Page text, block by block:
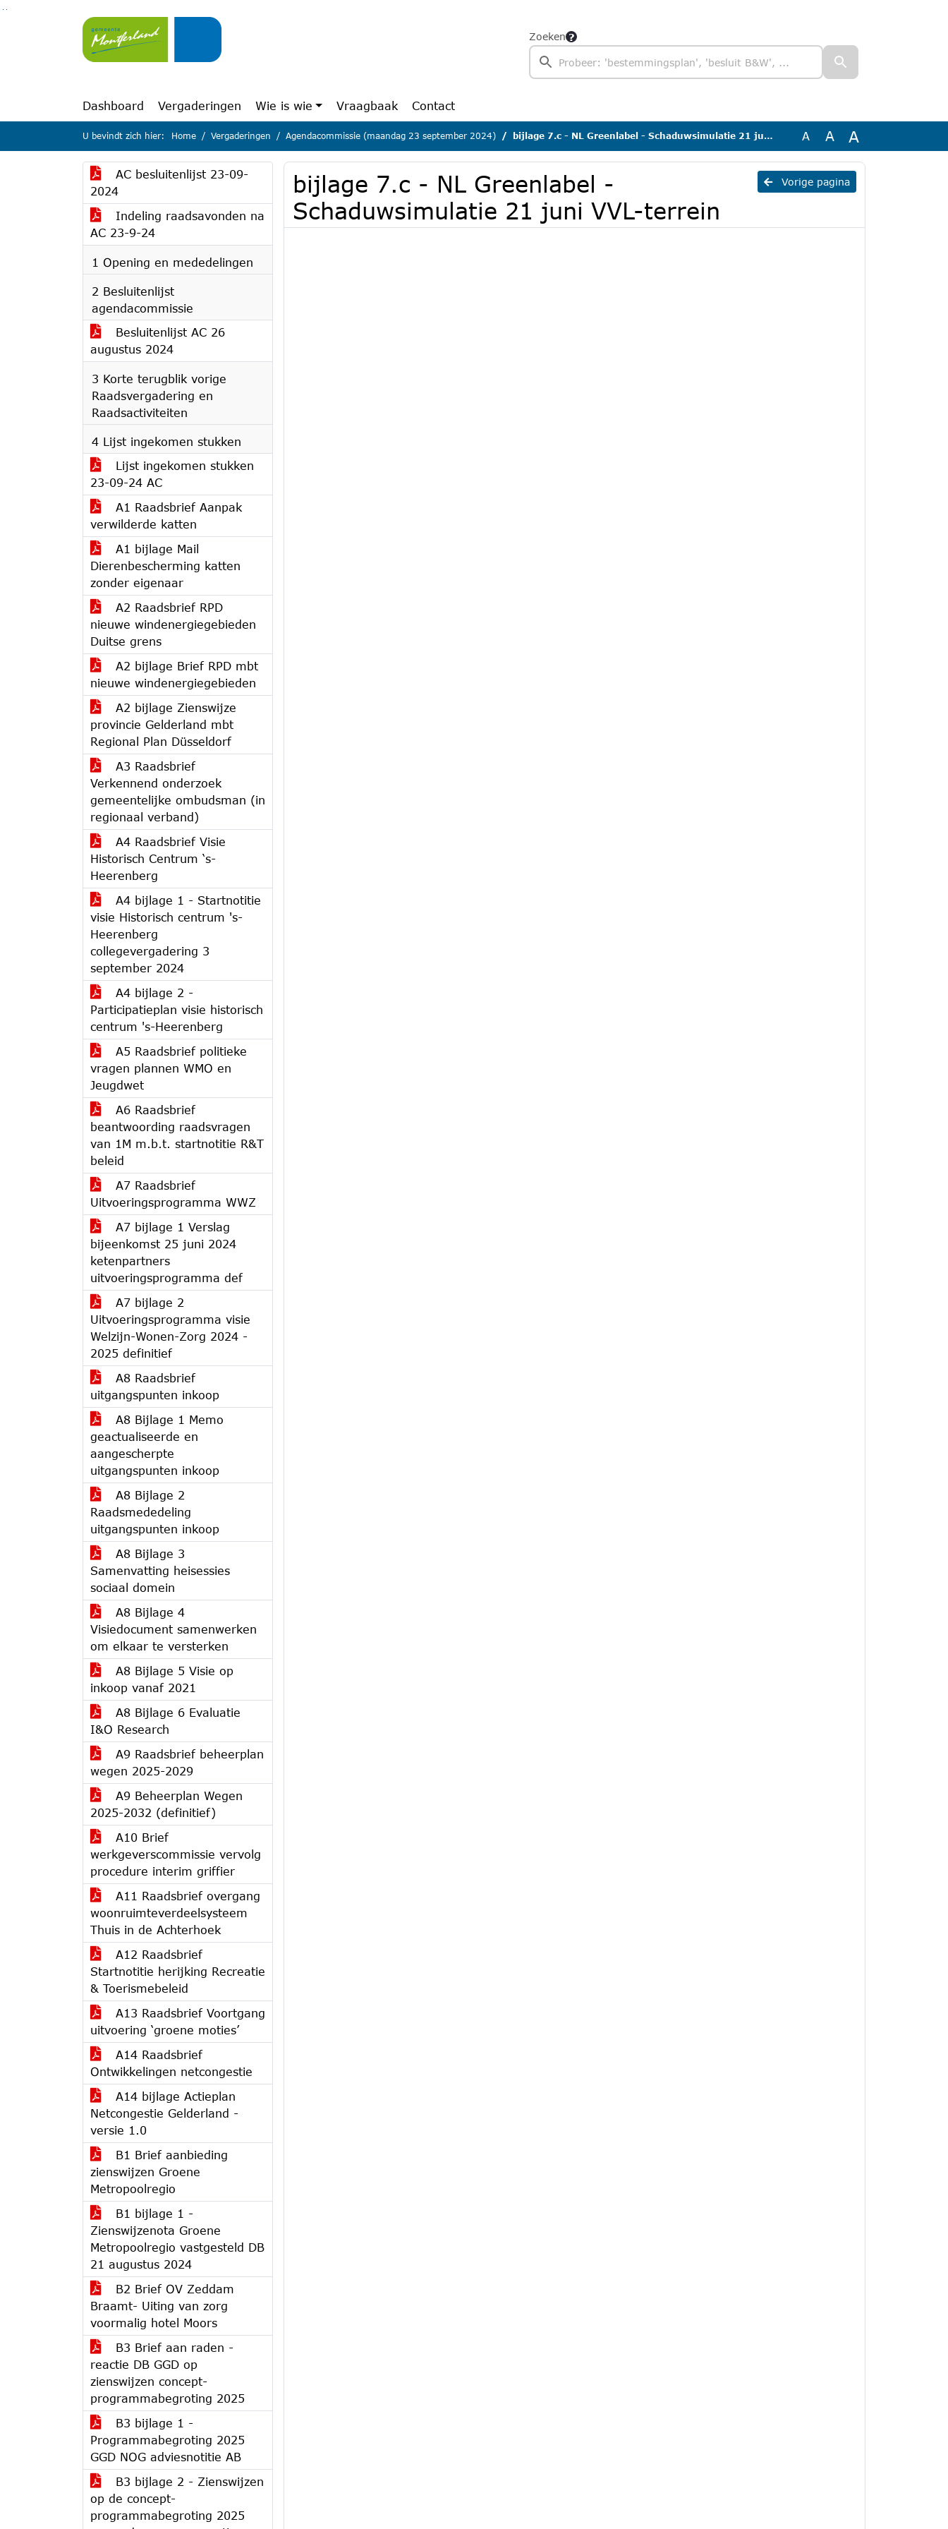
Ga naar de inhoud van deze pagina
Ga naar het zoeken
Ga naar het menu
Zoeken
Dashboard Vergaderingen Wie is wie Vraagbaak Contact
U bevindt zich hier: Home Vergaderingen Agendacommissie (maandag 23 september 2024) bijlage 7.c - NL Greenlabel - Schaduwsimulatie 21 juni VVL-terrein A A A
AC besluitenlijst 23-09-
2024
Indeling raadsavonden na
AC 23-9-24
1 Opening en mededelingen
2 Besluitenlijst
agendacommissie
Besluitenlijst AC 26
augustus 2024
3 Korte terugblik vorige
Raadsvergadering en
Raadsactiviteiten
4 Lijst ingekomen stukken
Lijst ingekomen stukken
23-09-24 AC
A1 Raadsbrief Aanpak
verwilderde katten
A1 bijlage Mail
Dierenbescherming katten
zonder eigenaar
A2 Raadsbrief RPD
nieuwe windenergiegebieden
Duitse grens
A2 bijlage Brief RPD mbt
nieuwe windenergiegebieden
A2 bijlage Zienswijze
provincie Gelderland mbt
Regional Plan Düsseldorf
A3 Raadsbrief
Verkennend onderzoek
gemeentelijke ombudsman (in
regionaal verband)
A4 Raadsbrief Visie
Historisch Centrum ‘s-
Heerenberg
A4 bijlage 1 - Startnotitie
visie Historisch centrum 's-
Heerenberg
collegevergadering 3
september 2024
A4 bijlage 2 -
Participatieplan visie historisch
centrum 's-Heerenberg
A5 Raadsbrief politieke
vragen plannen WMO en
Jeugdwet
A6 Raadsbrief
beantwoording raadsvragen
van 1M m.b.t. startnotitie R&T
beleid
A7 Raadsbrief
Uitvoeringsprogramma WWZ
A7 bijlage 1 Verslag
bijeenkomst 25 juni 2024
ketenpartners
uitvoeringsprogramma def
A7 bijlage 2
Uitvoeringsprogramma visie
Welzijn-Wonen-Zorg 2024 -
2025 definitief
A8 Raadsbrief
uitgangspunten inkoop
A8 Bijlage 1 Memo
geactualiseerde en
aangescherpte
uitgangspunten inkoop
A8 Bijlage 2
Raadsmededeling
uitgangspunten inkoop
A8 Bijlage 3
Samenvatting heisessies
sociaal domein
A8 Bijlage 4
Visiedocument samenwerken
om elkaar te versterken
A8 Bijlage 5 Visie op
inkoop vanaf 2021
A8 Bijlage 6 Evaluatie
I&O Research
A9 Raadsbrief beheerplan
wegen 2025-2029
A9 Beheerplan Wegen
2025-2032 (definitief)
A10 Brief
werkgeverscommissie vervolg
procedure interim griffier
A11 Raadsbrief overgang
woonruimteverdeelsysteem
Thuis in de Achterhoek
A12 Raadsbrief
Startnotitie herijking Recreatie
& Toerismebeleid
A13 Raadsbrief Voortgang
uitvoering ‘groene moties’
A14 Raadsbrief
Ontwikkelingen netcongestie
A14 bijlage Actieplan
Netcongestie Gelderland -
versie 1.0
B1 Brief aanbieding
zienswijzen Groene
Metropoolregio
B1 bijlage 1 -
Zienswijzenota Groene
Metropoolregio vastgesteld DB
21 augustus 2024
B2 Brief OV Zeddam
Braamt- Uiting van zorg
voormalig hotel Moors
B3 Brief aan raden -
reactie DB GGD op
zienswijzen concept-
programmabegroting 2025
B3 bijlage 1 -
Programmabegroting 2025
GGD NOG adviesnotitie AB
B3 bijlage 2 - Zienswijzen
op de concept-
programmabegroting 2025
Vorige pagina
bijlage 7.c - NL Greenlabel -
Schaduwsimulatie 21 juni VVL-terrein